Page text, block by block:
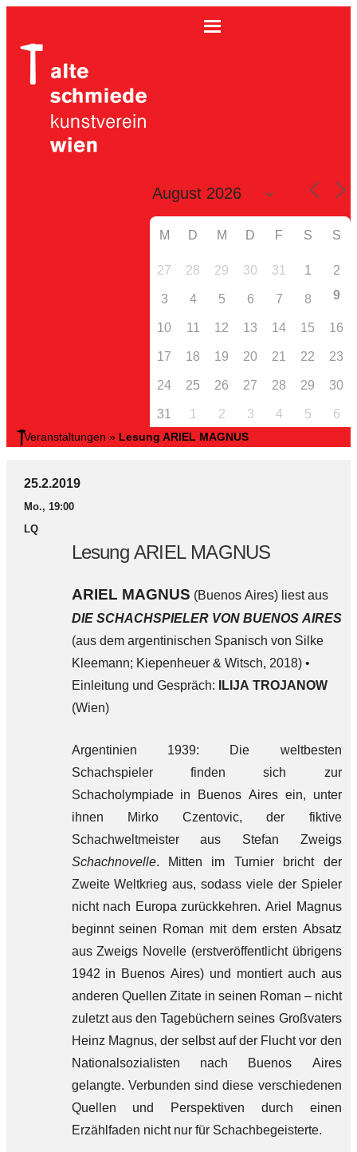
M D M D F S S
27 28 29 30 31 1 2
3 4 5 6 7 8 9
10 11 12 13 14 15 16
17 18 19 20 21 22 23
24 25 26 27 28 29 30
31 1 2 3 4 5 6
Veranstaltungen » Lesung ARIEL MAGNUS
25.2.2019
Mo., 19:00
LQ
Lesung ARIEL MAGNUS
ARIEL MAGNUS (Buenos Aires) liest aus
DIE SCHACHSPIELER VON BUENOS AIRES
(aus dem argentinischen Spanisch von Silke
Kleemann; Kiepenheuer & Witsch, 2018) •
Einleitung und Gespräch:
ILIJA TROJANOW
(Wien)
Argentinien 1939: Die weltbesten
Schachspieler finden sich zur
Schacholympiade in Buenos Aires ein, unter
ihnen Mirko Czentovic, der fiktive
Schachweltmeister aus Stefan Zweigs
Schachnovelle. Mitten im Turnier bricht der
Zweite Weltkrieg aus, sodass viele der Spieler
nicht nach Europa zurückkehren. Ariel Magnus
beginnt seinen Roman mit dem ersten Absatz
aus Zweigs Novelle (erstveröffentlicht übrigens
1942 in Buenos Aires) und montiert auch aus
anderen Quellen Zitate in seinen Roman – nicht
zuletzt aus den Tagebüchern seines Großvaters
Heinz Magnus, der selbst auf der Flucht vor den
Nationalsozialisten nach Buenos Aires
gelangte. Verbunden sind diese verschiedenen
Quellen und Perspektiven durch einen
Erzählfaden nicht nur für Schachbegeisterte.